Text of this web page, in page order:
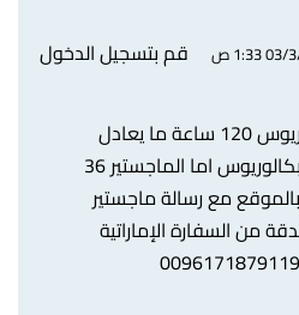
1:33 ص
قم بتسجيل الدخول
أهلا بكم, مدة البكالوريوس 120 ساعة ما يعادل
سنتين او ثلاثة لدرجة البكالوريوس اما الماجستير 36
مع رسالة ماجستير
من السفارة الإماراتية